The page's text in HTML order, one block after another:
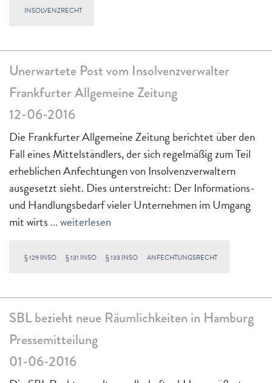
INSOLVENZRECHT
Unerwartete Post vom Insolvenzverwalter
Frankfurter Allgemeine Zeitung
12-06-2016
Die Frankfurter Allgemeine Zeitung berichtet über den
Fall eines Mittelständlers, der sich regelmäßig zum Teil
erheblichen Anfechtungen von Insolvenzverwaltern
ausgesetzt sieht. Dies unterstreicht: Der Informations-
und Handlungsbedarf vieler Unternehmen im Umgang
mit wirts ... weiterlesen
§ 129 INSO § 131 INSO § 133 INSO ANFECHTUNGSRECHT
SBL bezieht neue Räumlichkeiten in Hamburg
Pressemitteilung
01-06-2016